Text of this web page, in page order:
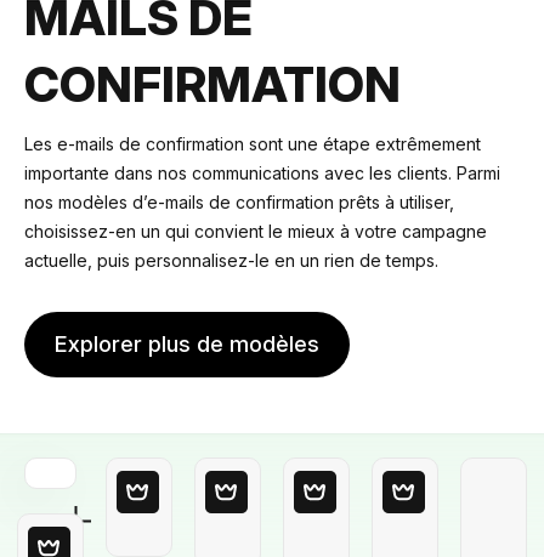
MAILS DE
CONFIRMATION
Les e-mails de confirmation sont une étape extrêmement
importante dans nos communications avec les clients. Parmi
nos modèles d’e-mails de confirmation prêts à utiliser,
choisissez-en un qui convient le mieux à votre campagne
actuelle, puis personnalisez-le en un rien de temps.
Explorer plus de modèles